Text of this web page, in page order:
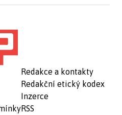
Redakce a kontakty
Redakční etický kodex
Inzerce
RSS